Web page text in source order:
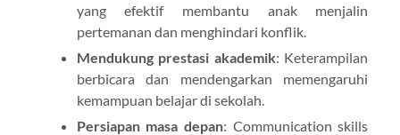
yang efektif membantu anak menjalin
pertemanan dan menghindari konflik.
Mendukung prestasi akademik: Keterampilan
berbicara dan mendengarkan memengaruhi
kemampuan belajar di sekolah.
Persiapan masa depan: Communication skills